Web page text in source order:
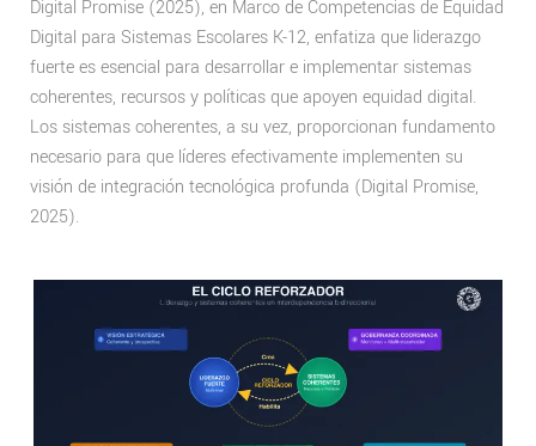
Digital Promise (2025), en Marco de Competencias de Equidad
Digital para Sistemas Escolares K-12, enfatiza que liderazgo
fuerte es esencial para desarrollar e implementar sistemas
coherentes, recursos y políticas que apoyen equidad digital.
Los sistemas coherentes, a su vez, proporcionan fundamento
necesario para que líderes efectivamente implementen su
visión de integración tecnológica profunda (Digital Promise,
2025).